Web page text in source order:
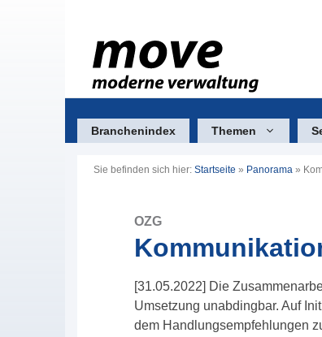
Branchenindex Themen
Sie befinden sich hier: Startseite » Panorama »
OZG
[31.05.2022] Die
Umsetzung unabdingbar. Auf
dem Handlungsempfehlungen